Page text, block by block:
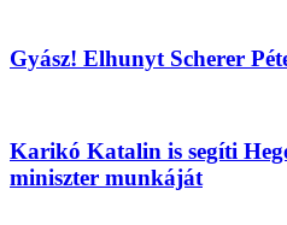
Gyász! Elhunyt Scherer
Karikó Katalin is segíti
miniszter munkáját